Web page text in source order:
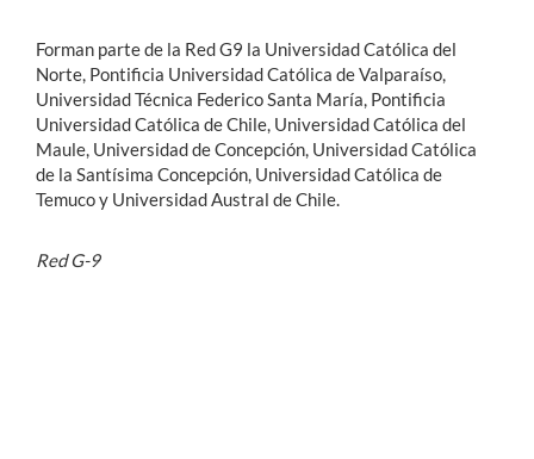
Forman parte de la Red G9 la Universidad Católica del
Norte, Pontificia Universidad Católica de Valparaíso,
Universidad Técnica Federico Santa María, Pontificia
Universidad Católica de Chile, Universidad Católica del
Maule, Universidad de Concepción, Universidad Católica
de la Santísima Concepción, Universidad Católica de
Temuco y Universidad Austral de Chile.
Red G-9